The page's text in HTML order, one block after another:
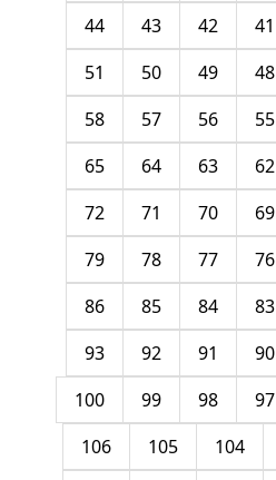
41
42
43
44
48
49
50
51
55
56
57
58
62
63
64
65
69
70
71
72
76
77
78
79
83
84
85
86
90
91
92
93
97
98
99
100
104
105
106